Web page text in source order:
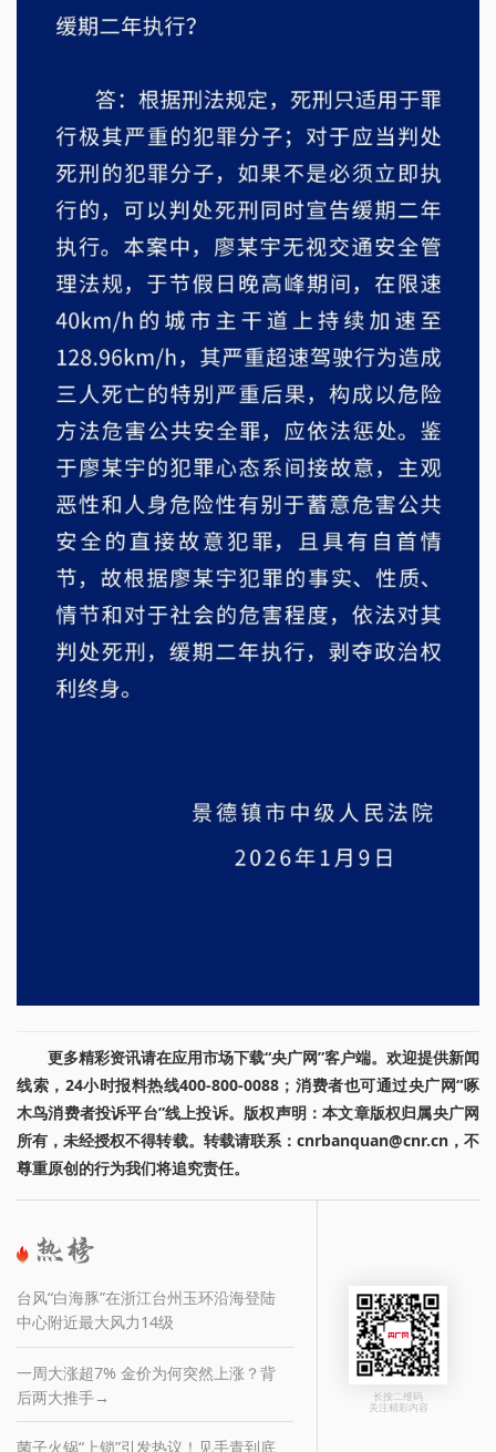
更多精彩资讯请在应用市场下载“央广网”客户端。欢迎提供新闻
线索，24小时报料热线400-800-0088；消费者也可通过央广网“啄
木鸟消费者投诉平台”线上投诉。版权声明：本文章版权归属央广网
所有，未经授权不得转载。转载请联系：cnrbanquan@cnr.cn，不
尊重原创的行为我们将追究责任。
台风“白海豚”在浙江台州玉环沿海登陆
中心附近最大风力14级
一周大涨超7% 金价为何突然上涨？背
后两大推手→
菌子火锅“上锁”引发热议！见手青到底
长按二维码
关注精彩内容